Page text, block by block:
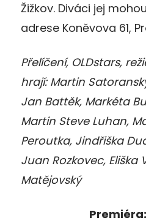
Žižkov. Diváci jej
adrese Koněvova 61,
Přelíčení, OLDstars,
hrají: Martin
Jan Battěk, Markéta
Martin Steve Luhan,
Peroutka, Jindřiška
Juan Rozkovec,
Matějovský